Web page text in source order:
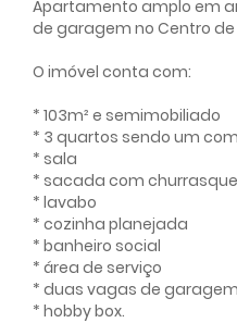
Apartamento amplo em
de garagem no Centro de
O imóvel conta com:
* 103m² e semimobiliado
* 3 quartos sendo um
* sala
* sacada com
* lavabo
* cozinha planejada
* banheiro social
* área de serviço
* duas vagas de garagem
* hobby box.